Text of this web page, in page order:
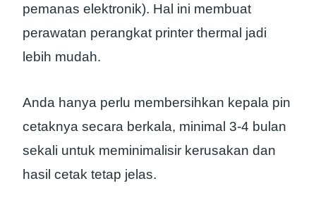
pemanas elektronik). Hal ini membuat
perawatan perangkat printer thermal jadi
lebih mudah.
Anda hanya perlu membersihkan kepala pin
cetaknya secara berkala, minimal 3-4 bulan
sekali untuk meminimalisir kerusakan dan
hasil cetak tetap jelas.